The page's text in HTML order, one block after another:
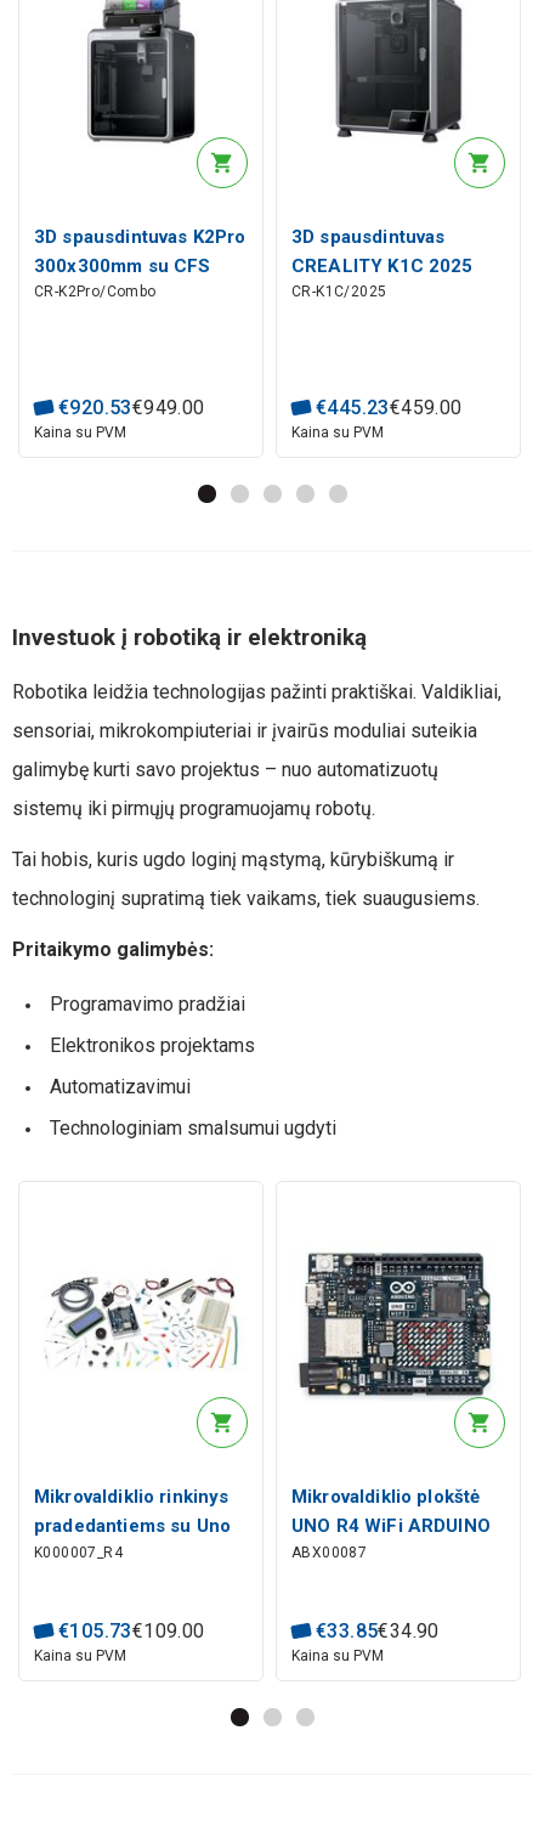
3D spausdintuvas K2Pro
300x300mm su CFS
CREALITY
CR-K2Pro/Combo
€920.53€949.00
Kaina su PVM
3D spausdintuvas
CREALITY K1C 2025
220x220x250mm
CR-K1C/2025
€445.23€459.00
Kaina su PVM
Investuok į robotiką ir elektroniką
Robotika leidžia technologijas pažinti praktiškai. Valdikliai,
sensoriai, mikrokompiuteriai ir įvairūs moduliai suteikia
galimybę kurti savo projektus – nuo automatizuotų
sistemų iki pirmųjų programuojamų robotų.
Tai hobis, kuris ugdo loginį mąstymą, kūrybiškumą ir
technologinį supratimą tiek vaikams, tiek suaugusiems.
Pritaikymo galimybės:
Programavimo pradžiai
Elektronikos projektams
Automatizavimui
Technologiniam smalsumui ugdyti
Mikrovaldiklio rinkinys
pradedantiems su Uno
R4 ARDUINO
K000007_R4
€105.73€109.00
Kaina su PVM
Mikrovaldiklio plokštė
UNO R4 WiFi ARDUINO
ABX00087
€33.85€34.90
Kaina su PVM